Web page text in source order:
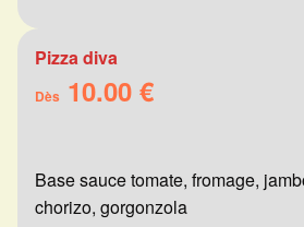
Pizza diva
Dès 10.00 €
Base sauce tomate, fromage,
chorizo, gorgonzola